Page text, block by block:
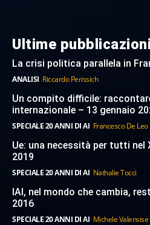
Ultime pubblicazioni
La crisi politica parallela in
ANALISI Riccardo Perissich
Un compito difficile:
internazionale – 13 gennaio
SPECIALE 20 ANNI DI AI Francesco De Leo
Ue: una necessità per tutti nel
2019
SPECIALE 20 ANNI DI AI Nathalie Tocci
IAI, nel mondo che cambia,
2016
SPECIALE 20 ANNI DI AI Michele Valensise